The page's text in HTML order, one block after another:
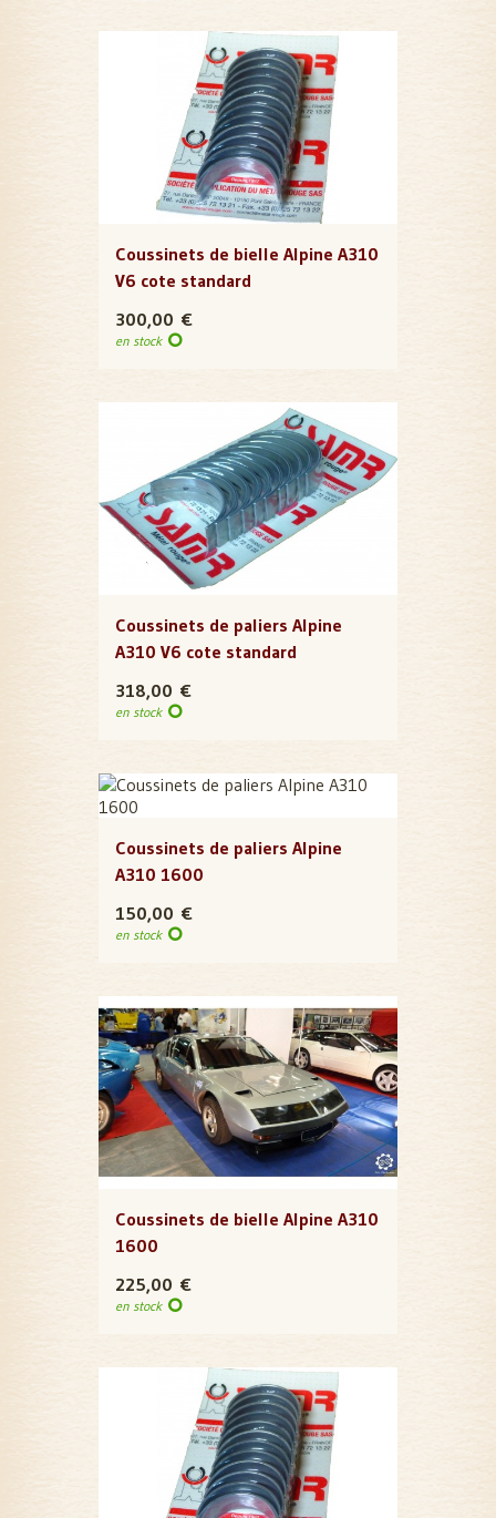
Coussinets de bielle Alpine A310
V6 cote standard
300,00 €
en stock
Coussinets de paliers Alpine
A310 V6 cote standard
318,00 €
en stock
Coussinets de paliers Alpine
A310 1600
150,00 €
en stock
Coussinets de bielle Alpine A310
1600
225,00 €
en stock